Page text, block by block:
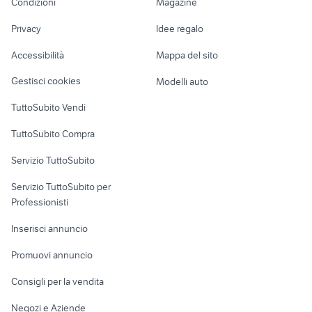
audi a3 2014
pescaccia
bmw drift
suv usati veneto
Terreni e rustici
Garage e box
Loft, mansarde e
Informatica
Console e
Fotografia
Privacy
Accessibilità
Gestisci cookies
TuttoSubito Vendi
TuttoSubito Compra
Servizio TuttoSubito
Servizio TuttoSubito per
Professionisti
Inserisci annuncio
Promuovi annuncio
Consigli per la vendita
Negozi e Aziende
Idee regalo
Mappa del sito
Modelli auto